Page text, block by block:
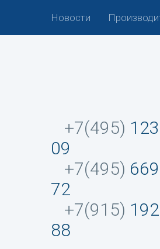
Новости
+7(495)
09
+7(495)
72
+7(915)
88